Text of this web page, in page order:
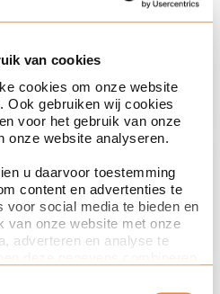
van cookies
cookies om onze website
Ook gebruiken wij cookies
voor het gebruik van onze
onze website analyseren.
u daarvoor toestemming
content en advertenties te
voor social media te bieden en
van onze website met onze
adverteren en analyse te
Danopoulos